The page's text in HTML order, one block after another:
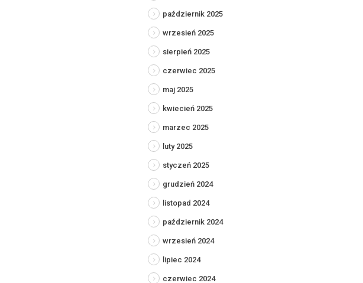
październik 2025
wrzesień 2025
sierpień 2025
czerwiec 2025
maj 2025
kwiecień 2025
marzec 2025
luty 2025
styczeń 2025
grudzień 2024
listopad 2024
październik 2024
wrzesień 2024
lipiec 2024
czerwiec 2024